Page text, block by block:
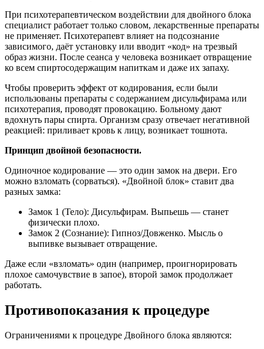
При психотерапевтическом воздействии для двойного блока
специалист работает только словом, лекарственные препараты
не применяет. Психотерапевт влияет на подсознание
зависимого, даёт установку или вводит «код» на трезвый
образ жизни. После сеанса у человека возникает отвращение
ко всем спиртосодержащим напиткам и даже их запаху.
Чтобы проверить эффект от кодирования, если были
использованы препараты с содержанием дисульфирама или
психотерапия, проводят провокацию. Больному дают
вдохнуть пары спирта. Организм сразу отвечает негативной
реакцией: приливает кровь к лицу, возникает тошнота.
Принцип двойной безопасности.
Одиночное кодирование — это один замок на двери. Его
можно взломать (сорваться). «Двойной блок» ставит два
разных замка:
Замок 1 (Тело): Дисульфирам. Выпьешь — станет
физически плохо.
Замок 2 (Сознание): Гипноз/Довженко. Мысль о
выпивке вызывает отвращение.
Даже если «взломать» один (например, проигнорировать
плохое самочувствие в запое), второй замок продолжает
работать.
Противопоказания к процедуре
Ограничениями к процедуре Двойного блока являются: